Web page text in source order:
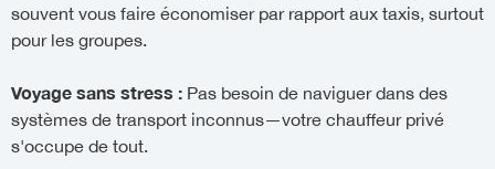
souvent vous faire économiser par rapport aux taxis, surtout
pour les groupes.
Voyage sans stress : Pas besoin de naviguer dans des
systèmes de transport inconnus—votre chauffeur privé
s'occupe de tout.